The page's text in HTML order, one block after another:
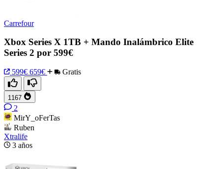
Carrefour
Xbox Series X 1TB + Mando Inalámbrico Elite
Series 2 por 599€
599€ 659€ Gratis
1167
2
MirY_oFerTas
Ruben
Xtralife
3 años